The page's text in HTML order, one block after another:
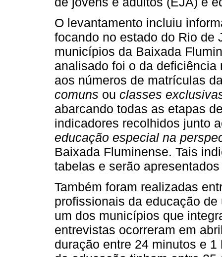
O levantamento incluiu
focando no estado do Rio de
municípios da Baixada
analisado foi o da
aos números de matrículas
comuns ou classes
abarcando todas as etapas
indicadores recolhidos junto
educação especial na
Baixada Fluminense. Tais
tabelas e serão
Também foram realizadas
profissionais da educação
um dos municípios que
entrevistas ocorreram em
duração entre 24 minutos e